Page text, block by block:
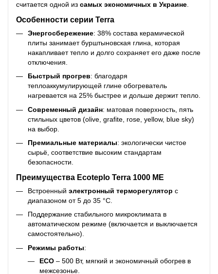
считается одной из самых экономичных в Украине
Особенности серии Terra
Энергосбережение: 38% состава керамической
плиты занимает бурштыновская глина, которая
накапливает тепло и долго сохраняет его даже после
отключения.
Быстрый прогрев: благодаря
теплоаккумулирующей глине обогреватель
нагревается на 25% быстрее и дольше держит тепло.
Современный дизайн: матовая поверхность, пять
стильных цветов (olive, grafite, rose, yellow, blue sky)
на выбор.
Премиальные материалы: экологически чистое
сырьё, соответствие высоким стандартам
безопасности.
Преимущества Ecoteplo Terra 1000 ME
Встроенный электронный терморегулятор с
диапазоном от 5 до 35 °С.
Поддержание стабильного микроклимата в
автоматическом режиме (включается и выключается
самостоятельно).
Режимы работы:
ECO – 500 Вт, мягкий и экономичный обогрев в
межсезонье.